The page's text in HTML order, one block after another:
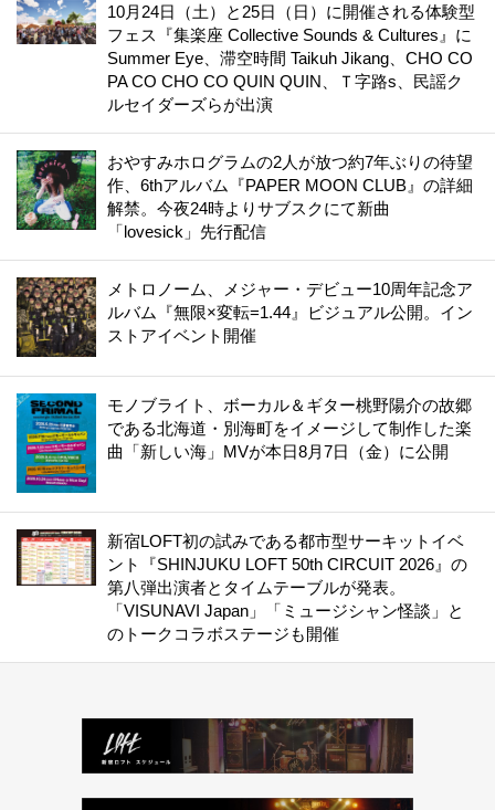
10月24日（土）と25日（日）に開催される体験型
フェス『集楽座 Collective Sounds & Cultures』に
Summer Eye、滞空時間 Taikuh Jikang、CHO CO
PA CO CHO CO QUIN QUIN、Ｔ字路s、民謡ク
ルセイダーズらが出演
おやすみホログラムの2人が放つ約7年ぶりの待望
作、6thアルバム『PAPER MOON CLUB』の詳細
解禁。今夜24時よりサブスクにて新曲
「lovesick」先行配信
メトロノーム、メジャー・デビュー10周年記念ア
ルバム『無限×変転=1.44』ビジュアル公開。イン
ストアイベント開催
モノブライト、ボーカル＆ギター桃野陽介の故郷
である北海道・別海町をイメージして制作した楽
曲「新しい海」MVが本日8月7日（金）に公開
新宿LOFT初の試みである都市型サーキットイベ
ント『SHINJUKU LOFT 50th CIRCUIT 2026』の
第八弾出演者とタイムテーブルが発表。
「VISUNAVI Japan」「ミュージシャン怪談」と
のトークコラボステージも開催